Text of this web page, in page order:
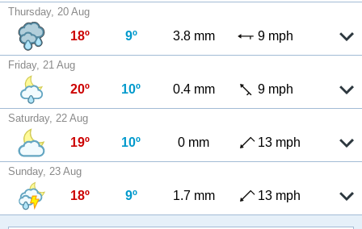
Thursday, 20 Aug
18º 9º 3.8 mm 9 mph
Friday, 21 Aug
20º 10º 0.4 mm 9 mph
Saturday, 22 Aug
19º 10º 0 mm 13 mph
Sunday, 23 Aug
18º 9º 1.7 mm 13 mph